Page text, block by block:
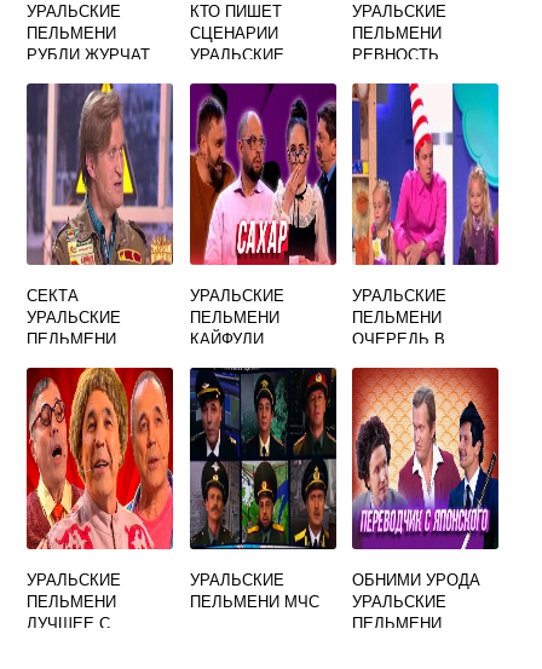
УРАЛЬСКИЕ
ПЕЛЬМЕНИ
РУБЛИ ЖУРЧАТ
КТО ПИШЕТ
СЦЕНАРИИ
УРАЛЬСКИЕ
УРАЛЬСКИЕ
ПЕЛЬМЕНИ
РЕВНОСТЬ
СЕКТА
УРАЛЬСКИЕ
ПЕЛЬМЕНИ
УРАЛЬСКИЕ
ПЕЛЬМЕНИ
КАЙФУЛИ
УРАЛЬСКИЕ
ПЕЛЬМЕНИ
ОЧЕРЕДЬ В
ПОДОШЛА
УРАЛЬСКИЕ
ПЕЛЬМЕНИ
ЛУЧШЕЕ С
УРАЛЬСКИЕ
ПЕЛЬМЕНИ МЧС
ОБНИМИ УРОДА
УРАЛЬСКИЕ
ПЕЛЬМЕНИ